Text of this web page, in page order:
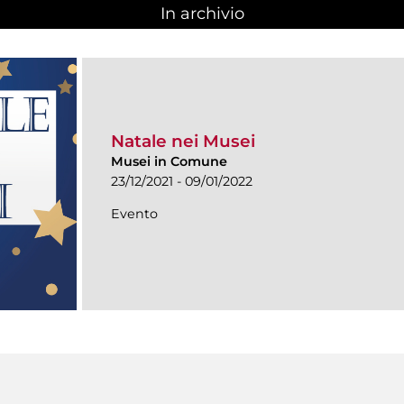
In archivio
Natale nei Musei
Musei in Comune
23/12/2021 - 09/01/2022
Evento